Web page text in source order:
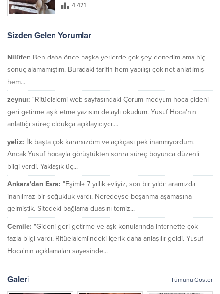
4.421
Sizden Gelen Yorumlar
Nilüfer: Ben daha önce başka yerlerde çok şey denedim ama hiç
sonuç alamamıştım. Buradaki tarifin hem yapılışı çok net anlatılmış
hem...
zeynur: "Ritüelalemi web sayfasındaki Çorum medyum hoca gideni
geri getirme aşık etme yazısını detaylı okudum. Yusuf Hoca'nın
anlattığı süreç oldukça açıklayıcıydı....
yeliz: İlk başta çok kararsızdım ve açıkçası pek inanmıyordum.
Ancak Yusuf hocayla görüştükten sonra süreç boyunca düzenli
bilgi verdi. Yaklaşık üç...
Ankara'dan Esra: "Eşimle 7 yıllık evliyiz, son bir yıldır aramızda
inanılmaz bir soğukluk vardı. Neredeyse boşanma aşamasına
gelmiştik. Sitedeki bağlama duasını temiz...
Cemile: "Gideni geri getirme ve aşk konularında internette çok
fazla bilgi vardı. Ritüelalemi'ndeki içerik daha anlaşılır geldi. Yusuf
Hoca'nın açıklamaları sayesinde...
Galeri Tümünü Göster